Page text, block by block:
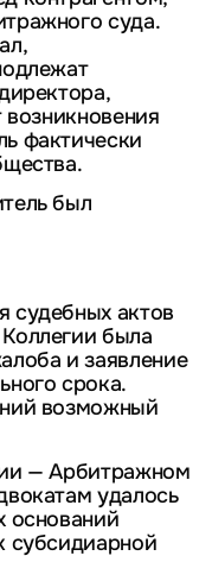
суда.
фактически
был
судебных актов
была
и заявление
срока.
возможный
— Арбитражном
удалось
оснований
субсидиарной